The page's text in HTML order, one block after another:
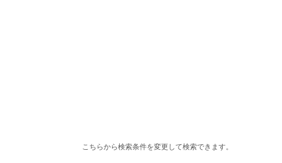
こちらから検索条件を変更して検索できます。